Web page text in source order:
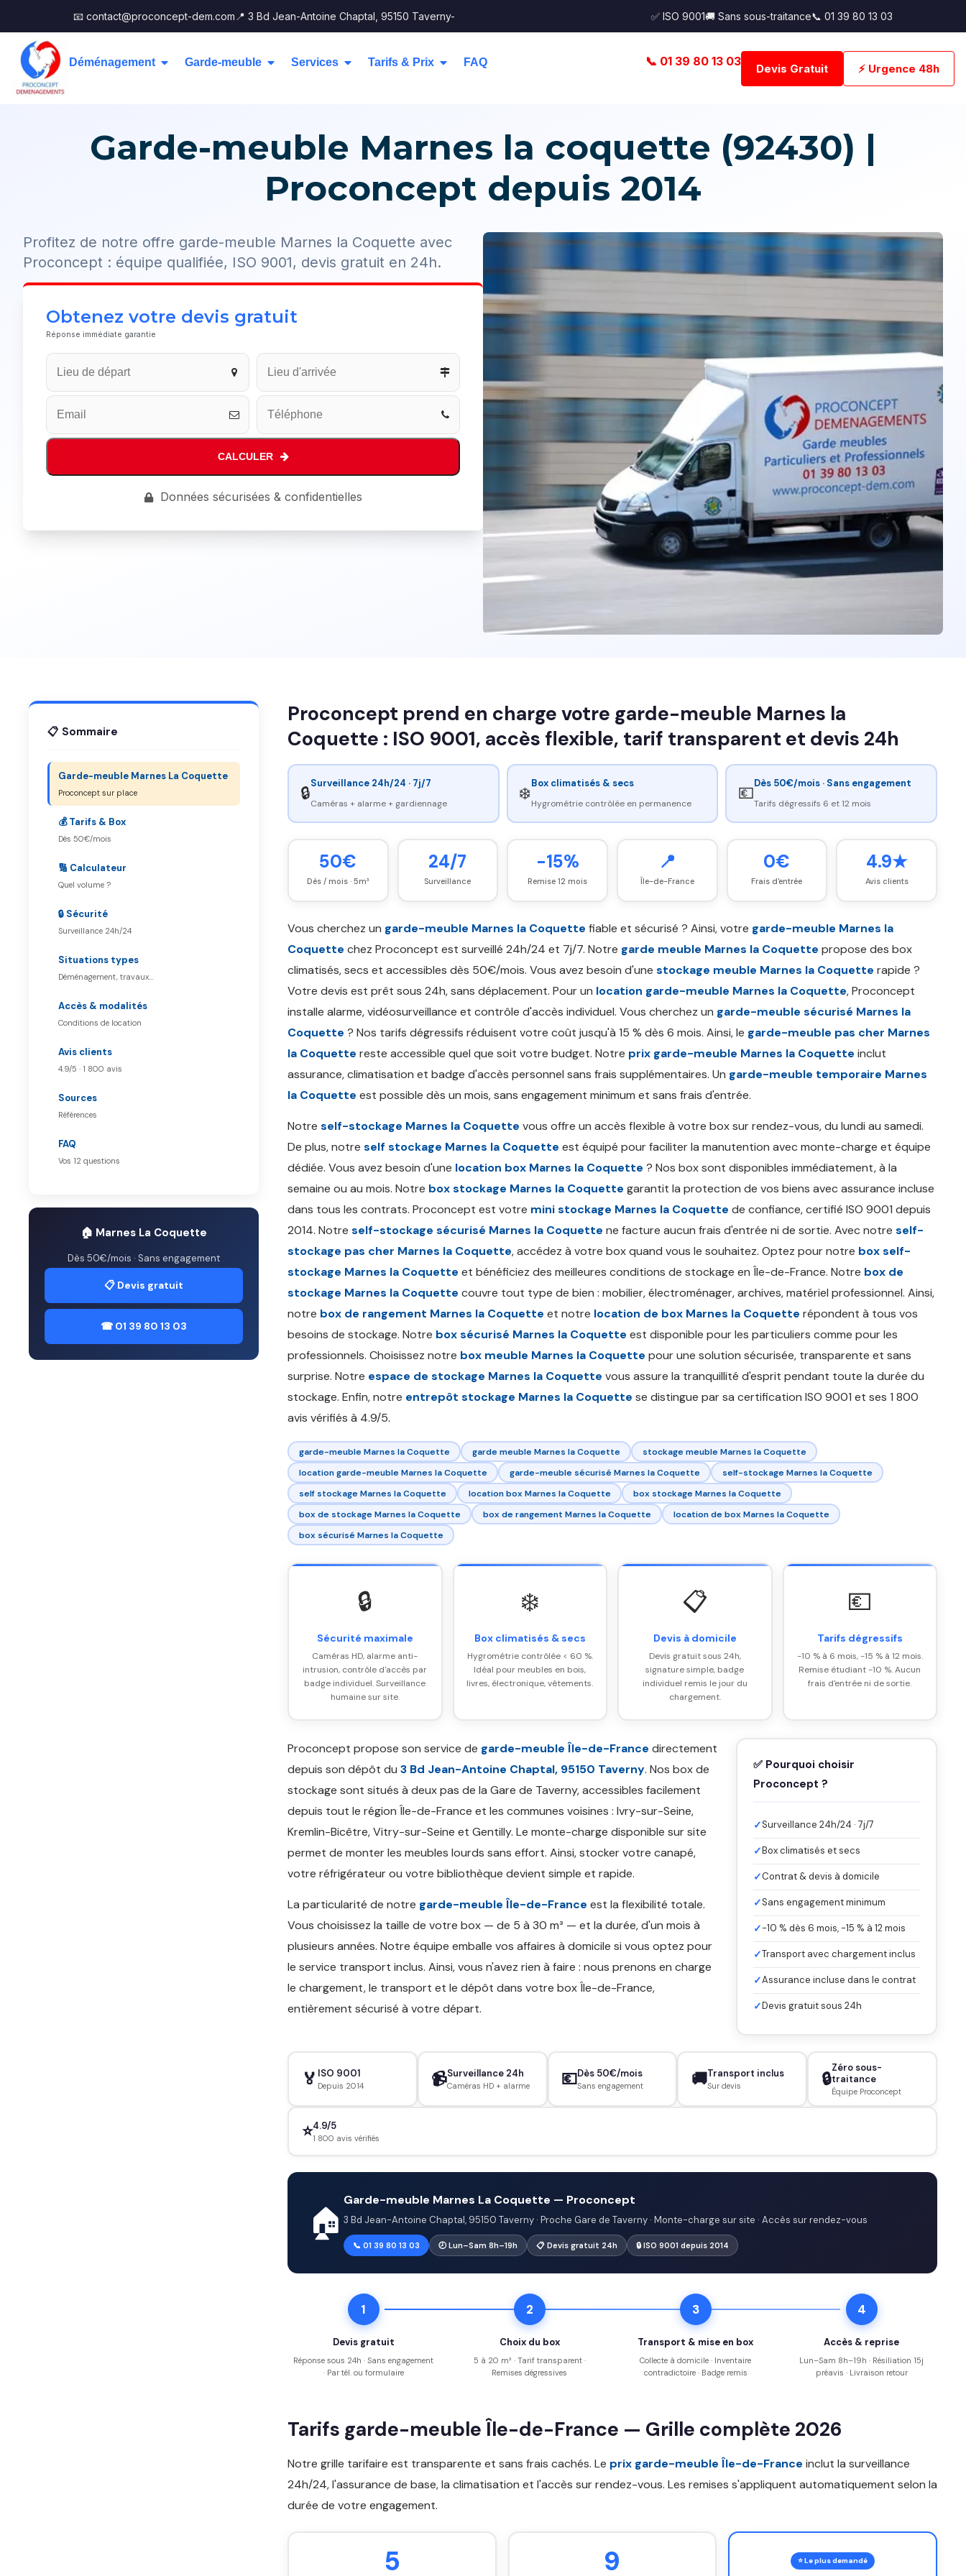
📧 contact@proconcept-dem.com 📍 3 Bd Jean-Antoine Chaptal, 95150 Taverny- ✅ ISO 9001🚚 Sans sous-traitance📞 01 39 80 13 03
Déménagement Garde-meuble Services Tarifs & Prix FAQ 📞 01 39 80 13 03
Devis Gratuit ⚡ Urgence 48h
Garde-meuble Marnes la coquette (92430) |
Proconcept depuis 2014
Profitez de notre offre garde-meuble Marnes la Coquette avec
Proconcept : équipe qualifiée, ISO 9001, devis gratuit en 24h.
Obtenez votre devis gratuit
Réponse immédiate garantie
CALCULER
Données sécurisées & confidentielles
📋 Sommaire
Garde-meuble Marnes La Coquette
Proconcept sur place
💰 Tarifs & Box
Dès 50€/mois
🔢 Calculateur
Quel volume ?
🔒 Sécurité
Surveillance 24h/24
Situations types
Déménagement, travaux…
Accès & modalités
Conditions de location
Avis clients
4.9/5 · 1 800 avis
Sources
Références
FAQ
Vos 12 questions
🏠 Marnes La Coquette
Dès 50€/mois · Sans engagement
📋 Devis gratuit
☎ 01 39 80 13 03
Proconcept prend en charge votre garde-meuble Marnes la
Coquette : ISO 9001, accès flexible, tarif transparent et devis 24h
🔒Surveillance 24h/24 · 7j/7
Caméras + alarme + gardiennage ❄️Box climatisés & secs
Hygrométrie contrôlée en permanence 💶Dès 50€/mois · Sans engagement
Tarifs dégressifs 6 et 12 mois
50€
Dès / mois · 5m³
24/7
Surveillance
-15%
Remise 12 mois
📍
Île-de-France
0€
Frais d'entrée
4.9★
Avis clients
Vous cherchez un garde-meuble Marnes la Coquette fiable et sécurisé ? Ainsi, votre garde-meuble Marnes la
Coquette chez Proconcept est surveillé 24h/24 et 7j/7. Notre garde meuble Marnes la Coquette propose des box
climatisés, secs et accessibles dès 50€/mois. Vous avez besoin d'une stockage meuble Marnes la Coquette rapide ?
Votre devis est prêt sous 24h, sans déplacement. Pour un location garde-meuble Marnes la Coquette, Proconcept
installe alarme, vidéosurveillance et contrôle d'accès individuel. Vous cherchez un garde-meuble sécurisé Marnes la
Coquette ? Nos tarifs dégressifs réduisent votre coût jusqu'à 15 % dès 6 mois. Ainsi, le garde-meuble pas cher Marnes
la Coquette reste accessible quel que soit votre budget. Notre prix garde-meuble Marnes la Coquette inclut
assurance, climatisation et badge d'accès personnel sans frais supplémentaires. Un garde-meuble temporaire Marnes
la Coquette est possible dès un mois, sans engagement minimum et sans frais d'entrée.
Notre self-stockage Marnes la Coquette vous offre un accès flexible à votre box sur rendez-vous, du lundi au samedi.
De plus, notre self stockage Marnes la Coquette est équipé pour faciliter la manutention avec monte-charge et équipe
dédiée. Vous avez besoin d'une location box Marnes la Coquette ? Nos box sont disponibles immédiatement, à la
semaine ou au mois. Notre box stockage Marnes la Coquette garantit la protection de vos biens avec assurance incluse
dans tous les contrats. Proconcept est votre mini stockage Marnes la Coquette de confiance, certifié ISO 9001 depuis
2014. Notre self-stockage sécurisé Marnes la Coquette ne facture aucun frais d'entrée ni de sortie. Avec notre self-
stockage pas cher Marnes la Coquette, accédez à votre box quand vous le souhaitez. Optez pour notre box self-
stockage Marnes la Coquette et bénéficiez des meilleures conditions de stockage en Île-de-France. Notre box de
stockage Marnes la Coquette couvre tout type de bien : mobilier, électroménager, archives, matériel professionnel. Ainsi,
notre box de rangement Marnes la Coquette et notre location de box Marnes la Coquette répondent à tous vos
besoins de stockage. Notre box sécurisé Marnes la Coquette est disponible pour les particuliers comme pour les
professionnels. Choisissez notre box meuble Marnes la Coquette pour une solution sécurisée, transparente et sans
surprise. Notre espace de stockage Marnes la Coquette vous assure la tranquillité d'esprit pendant toute la durée du
stockage. Enfin, notre entrepôt stockage Marnes la Coquette se distingue par sa certification ISO 9001 et ses 1 800
avis vérifiés à 4.9/5.
garde-meuble Marnes la Coquette garde meuble Marnes la Coquette
stockage meuble Marnes la Coquette
location garde-meuble Marnes la Coquette
garde-meuble sécurisé Marnes la Coquette
self-stockage Marnes la Coquette
self stockage Marnes la Coquette
location box Marnes la Coquette
box stockage Marnes la Coquette
box de stockage Marnes la Coquette
box de rangement Marnes la Coquette
location de box Marnes la Coquette
box sécurisé Marnes la Coquette
🔒
Sécurité maximale
Caméras HD, alarme anti-
intrusion, contrôle d'accès par
badge individuel. Surveillance
humaine sur site.
❄️
Box climatisés & secs
Hygrométrie contrôlée < 60 %.
Idéal pour meubles en bois,
livres, électronique, vêtements.
📋
Devis à domicile
Devis gratuit sous 24h,
signature simple, badge
individuel remis le jour du
chargement.
💶
Tarifs dégressifs
-10 % à 6 mois, -15 % à 12 mois.
Remise étudiant -10 %. Aucun
frais d'entrée ni de sortie.
Proconcept propose son service de garde-meuble Île-de-France directement
depuis son dépôt du 3 Bd Jean-Antoine Chaptal, 95150 Taverny. Nos box de
stockage sont situés à deux pas de la Gare de Taverny, accessibles facilement
depuis tout le région Île-de-France et les communes voisines : Ivry-sur-Seine,
Kremlin-Bicêtre, Vitry-sur-Seine et Gentilly. Le monte-charge disponible sur site
permet de monter les meubles lourds sans effort. Ainsi, stocker votre canapé,
votre réfrigérateur ou votre bibliothèque devient simple et rapide.
La particularité de notre garde-meuble Île-de-France est la flexibilité totale.
Vous choisissez la taille de votre box — de 5 à 30 m³ — et la durée, d'un mois à
plusieurs années. Notre équipe emballe vos affaires à domicile si vous optez pour
le service transport inclus. Ainsi, vous n'avez rien à faire : nous prenons en charge
le chargement, le transport et le dépôt dans votre box Île-de-France,
entièrement sécurisé à votre départ.
✅ Pourquoi choisir
Proconcept ?
✓Surveillance 24h/24 · 7j/7
✓Box climatisés et secs
✓Contrat & devis à domicile
✓Sans engagement minimum
✓-10 % dès 6 mois, -15 % à 12 mois
✓Transport avec chargement inclus
✓Assurance incluse dans le contrat
✓Devis gratuit sous 24h
🏅 ISO 9001
Depuis 2014 📹Surveillance 24h
Caméras HD + alarme 💶Dès 50€/mois
Sans engagement 🚚Transport inclus
Sur devis 🔒
Zéro sous-
traitance
Équipe Proconcept
⭐4.9/5
1 800 avis vérifiés
🏠
Garde-meuble Marnes La Coquette — Proconcept
3 Bd Jean-Antoine Chaptal, 95150 Taverny · Proche Gare de Taverny · Monte-charge sur site · Accès sur rendez-vous
📞 01 39 80 13 03 🕗 Lun–Sam 8h–19h 📋 Devis gratuit 24h 🔒 ISO 9001 depuis 2014
1
Devis gratuit
Réponse sous 24h · Sans engagement
· Par tél. ou formulaire
2
Choix du box
5 à 20 m³ · Tarif transparent ·
Remises dégressives
3
Transport & mise en box
Collecte à domicile · Inventaire
contradictoire · Badge remis
4
Accès & reprise
Lun–Sam 8h–19h · Résiliation 15j
préavis · Livraison retour
Tarifs garde-meuble Île-de-France — Grille complète 2026
Notre grille tarifaire est transparente et sans frais cachés. Le prix garde-meuble Île-de-France inclut la surveillance
24h/24, l'assurance de base, la climatisation et l'accès sur rendez-vous. Les remises s'appliquent automatiquement selon la
durée de votre engagement.
5 9 ⭐ Le plus demandé